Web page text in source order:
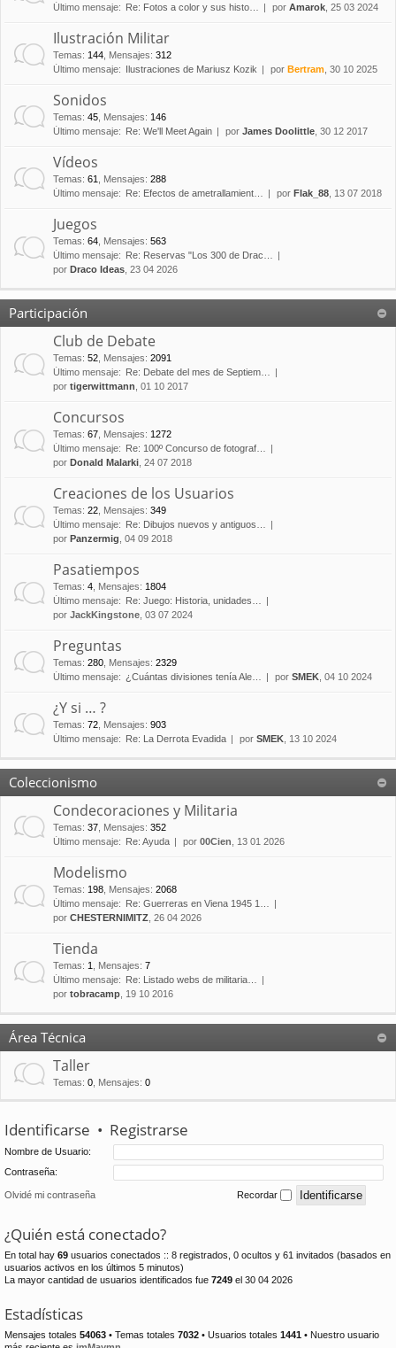
Último mensaje:
Re: Fotos a color y sus histo… por Amarok , 25 03 2024
Ilustración Militar
Temas: 144 Mensajes: 312
Último mensaje:
Ilustraciones de Mariusz Kozik por Bertram , 30 10 2025
Sonidos
Temas: 45 Mensajes: 146
Último mensaje:
Re: We'll Meet Again por James Doolittle , 30 12 2017
Vídeos
Temas: 61 Mensajes: 288
Último mensaje:
Re: Efectos de ametrallamient… por Flak_88 , 13 07 2018
Juegos
Temas: 64 Mensajes: 563
Último mensaje:
Re: Reservas "Los 300 de Drac…
por Draco Ideas , 23 04 2026
Participación
Club de Debate
Temas: 52 Mensajes: 2091
Último mensaje:
Re: Debate del mes de Septiem…
por tigerwittmann , 01 10 2017
Concursos
Temas: 67 Mensajes: 1272
Último mensaje:
Re: 100º Concurso de fotograf…
por Donald Malarki , 24 07 2018
Creaciones de los Usuarios
Temas: 22 Mensajes: 349
Último mensaje:
Re: Dibujos nuevos y antiguos…
por Panzermig , 04 09 2018
Pasatiempos
Temas: 4 Mensajes: 1804
Último mensaje:
Re: Juego: Historia, unidades…
por JackKingstone , 03 07 2024
Preguntas
Temas: 280 Mensajes: 2329
Último mensaje: ¿Cuántas divisiones tenía Ale… por SMEK , 04 10 2024
¿Y si … ?
Temas: 72 Mensajes: 903
Último mensaje:
Re: La Derrota Evadida por SMEK , 13 10 2024
Coleccionismo
Condecoraciones y Militaria
Temas: 37 Mensajes: 352
Último mensaje:
Re: Ayuda por 00Cien , 13 01 2026
Modelismo
Temas: 198 Mensajes: 2068
Último mensaje:
Re: Guerreras en Viena 1945 1…
por CHESTERNIMITZ , 26 04 2026
Tienda
Temas: 1 Mensajes: 7
Último mensaje:
Re: Listado webs de militaria…
por tobracamp , 19 10 2016
Área Técnica
Taller
Temas: 0 Mensajes: 0
Identificarse • Registrarse
Nombre de Usuario:
Contraseña:
Olvidé mi contraseña Recordar
¿Quién está conectado?
En total hay 69 usuarios conectados :: 8 registrados, 0 ocultos y 61 invitados (basados en
usuarios activos en los últimos 5 minutos)
La mayor cantidad de usuarios identificados fue 7249 el 30 04 2026
Estadísticas
Mensajes totales 54063 • Temas totales 7032 • Usuarios totales 1441 • Nuestro usuario